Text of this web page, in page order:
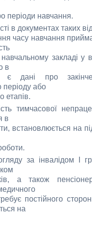
періоди навчання.
в документах таких
часу навчання
закладі у
в
є дані про
періоду або
етапів.
тимчасової
в
встановлюється на
за інвалідом I
а також
постійного
на